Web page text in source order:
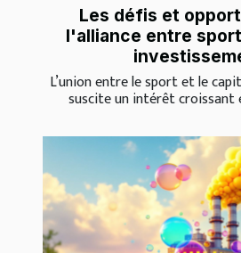
Les défis et
l'alliance entre
L’union entre le sport et le
suscite un intérêt croissant